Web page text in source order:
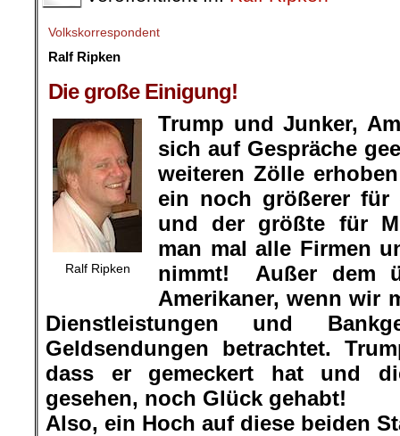
Volkskorrespondent
Ralf Ripken
Die große Einigung!
Ralf Ripken
Trump und Junker,
sich auf Gespräche
weiteren Zölle
ein noch größerer für
und der größte für
man mal alle Firmen
nimmt! Außer dem
Amerikaner, wenn wir
Dienstleistungen und
Geldsendungen betrachtet.
dass er gemeckert hat und
gesehen, noch Glück gehabt!
Also, ein Hoch auf diese beiden